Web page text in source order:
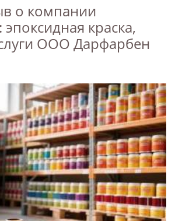
о компании
краска,
ООО Дарфарбен